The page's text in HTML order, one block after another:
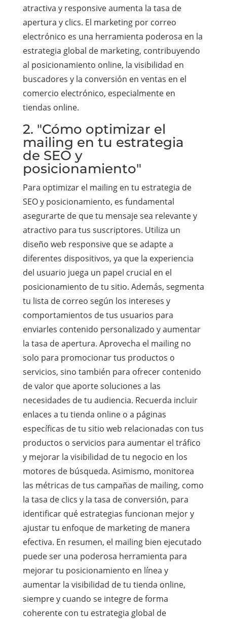
atractiva y responsive aumenta la tasa de
apertura y clics. El marketing por correo
electrónico es una herramienta poderosa en la
estrategia global de marketing, contribuyendo
al posicionamiento online, la visibilidad en
buscadores y la conversión en ventas en el
comercio electrónico, especialmente en
tiendas online.
2. "Cómo optimizar el
mailing en tu estrategia
de SEO y
posicionamiento"
Para optimizar el mailing en tu estrategia de
SEO y posicionamiento, es fundamental
asegurarte de que tu mensaje sea relevante y
atractivo para tus suscriptores. Utiliza un
diseño web responsive que se adapte a
diferentes dispositivos, ya que la experiencia
del usuario juega un papel crucial en el
posicionamiento de tu sitio. Además, segmenta
tu lista de correo según los intereses y
comportamientos de tus usuarios para
enviarles contenido personalizado y aumentar
la tasa de apertura. Aprovecha el mailing no
solo para promocionar tus productos o
servicios, sino también para ofrecer contenido
de valor que aporte soluciones a las
necesidades de tu audiencia. Recuerda incluir
enlaces a tu tienda online o a páginas
específicas de tu sitio web relacionadas con tus
productos o servicios para aumentar el tráfico
y mejorar la visibilidad de tu negocio en los
motores de búsqueda. Asimismo, monitorea
las métricas de tus campañas de mailing, como
la tasa de clics y la tasa de conversión, para
identificar qué estrategias funcionan mejor y
ajustar tu enfoque de marketing de manera
efectiva. En resumen, el mailing bien ejecutado
puede ser una poderosa herramienta para
mejorar tu posicionamiento en línea y
aumentar la visibilidad de tu tienda online,
siempre y cuando se integre de forma
coherente con tu estrategia global de